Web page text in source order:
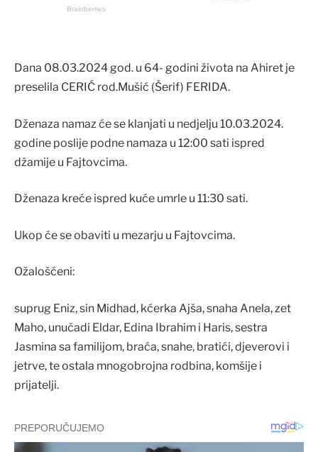
Dana 08.03.2024 god. u 64- godini života na Ahiret je
preselila CERIĆ rod.Mušić (Šerif) FERIDA.
Dženaza namaz će se klanjati u nedjelju 10.03.2024.
godine poslije podne namaza u 12:00 sati ispred
džamije u Fajtovcima.
Dženaza kreće ispred kuće umrle u 11:30 sati.
Ukop će se obaviti u mezarju u Fajtovcima.
Ožalošćeni:
suprug Eniz, sin Midhad, kćerka Ajša, snaha Anela, zet
Maho, unučadi Eldar, Edina Ibrahim i Haris, sestra
Jasmina sa familijom, braća, snahe, bratići, djeverovi i
jetrve, te ostala mnogobrojna rodbina, komšije i
prijatelji.